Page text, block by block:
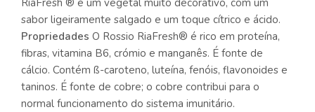
sabor ligeiramente salgado e um toque cítrico e ácido.
Propriedades O Rossio RiaFresh® é rico em proteína,
fibras, vitamina B6, crómio e manganês. É fonte de
cálcio. Contém ß-caroteno, luteína, fenóis, flavonoides e
taninos. É fonte de cobre; o cobre contribui para o
normal funcionamento do sistema imunitário.